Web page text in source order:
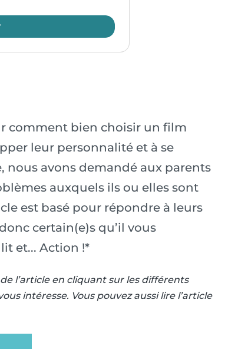
comment bien choisir un film
leur personnalité et à se
nous avons demandé aux parents
auxquels ils ou elles sont
est basé pour répondre à leurs
certain(e)s qu’il vous
et... Action !*
l’article en cliquant sur les différents
intéresse. Vous pouvez aussi lire l’article